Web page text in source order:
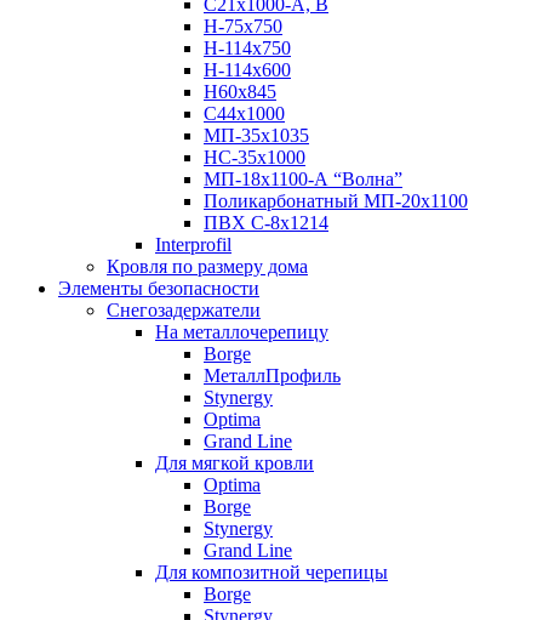
С21х1000-А, В
H-75х750
Н-114х750
Н-114х600
Н60х845
С44х1000
МП-35х1035
НС-35х1000
МП-18х1100-А “Волна”
Поликарбонатный МП-20х1100
ПВХ С-8х1214
Interprofil
Кровля по размеру дома
Элементы безопасности
Снегозадержатели
На металлочерепицу
Borge
МеталлПрофиль
Stynergy
Optima
Grand Line
Для мягкой кровли
Optima
Borge
Stynergy
Grand Line
Для композитной черепицы
Borge